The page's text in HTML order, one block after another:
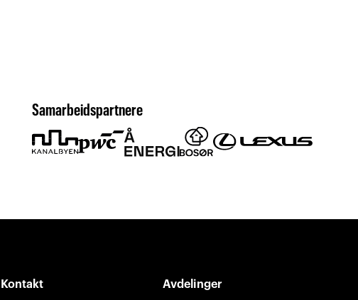
Samarbeidspartnere
Kontakt Avdelinger